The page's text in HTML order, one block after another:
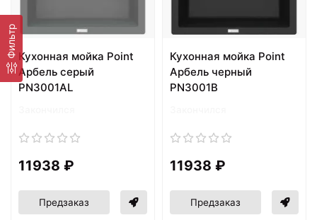
ФильтрКухонная мойка Point
Арбель серый
PN3001AL
11938 ₽
Предзаказ
Кухонная мойка Point
Арбель черный
PN3001B
11938 ₽
Предзаказ